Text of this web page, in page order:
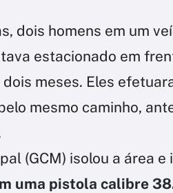
dois homens em um
estacionado em
meses. Eles
mesmo caminho,
(GCM) isolou a área e i
uma pistola calibre